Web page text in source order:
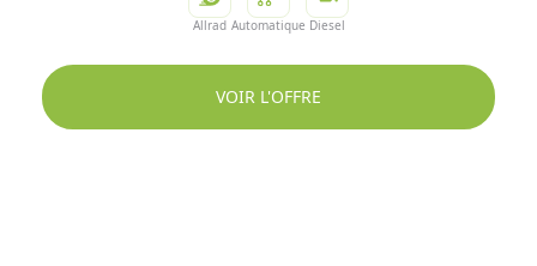
Allrad Automatique Diesel
VOIR L'OFFRE